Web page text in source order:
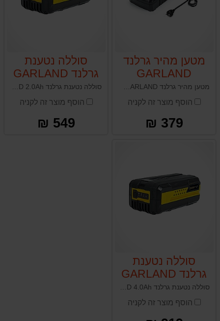
מטען מהיר גרלנד
GARLAND
KEEPER FAST
V19
מטען מהיר גרלנד GARLAND למגוון כלי הגינון הנטענים של החברה
הוסף מוצר זה לקניה
379 ₪
סוללה נטענת
גרלנד GARLAND
2.0Ah
סוללה נטענת גרלנד GARLAND 2.0Ah למגוון כלי הגינון הנטענים של החברה
הוסף מוצר זה לקניה
549 ₪
סוללה נטענת
גרלנד GARLAND
4.0Ah
הוסף מוצר זה לקניה